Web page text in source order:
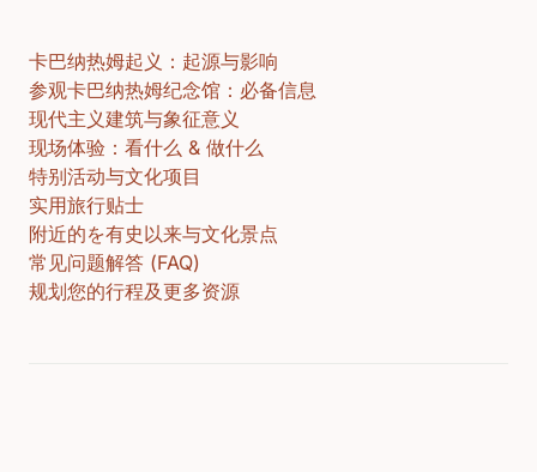
卡巴纳热姆起义：起源与影响
参观卡巴纳热姆纪念馆：必备信息
现代主义建筑与象征意义
现场体验：看什么 & 做什么
特别活动与文化项目
实用旅行贴士
附近的を有史以来与文化景点
常见问题解答 (FAQ)
规划您的行程及更多资源